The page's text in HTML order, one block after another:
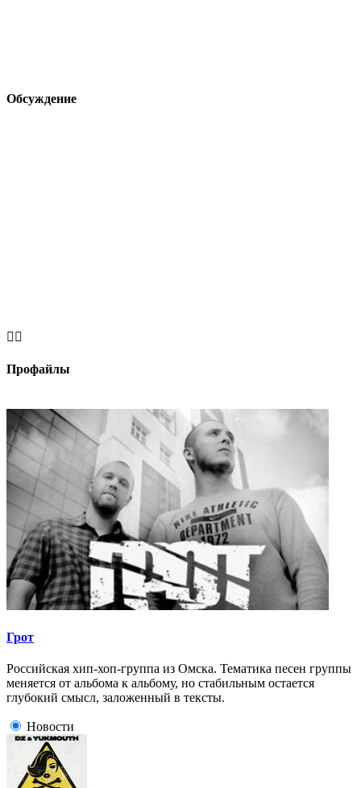
Обсуждение
 
Профайлы
Грот
Российская хип-хоп-группа из Омска. Тематика песен группы
меняется от альбома к альбому, но стабильным остается
глубокий смысл, заложенный в тексты.
Новости